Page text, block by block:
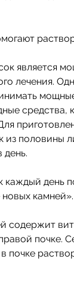
является
лечения.
средства,
половины
день.
день
камней».
содержит
почке.
почке